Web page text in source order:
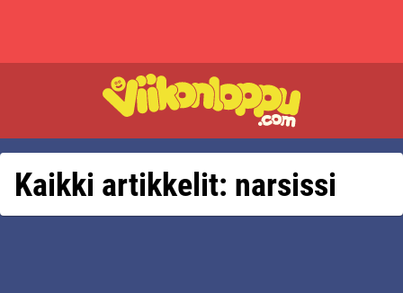
Kaikki artikkelit: narsissi